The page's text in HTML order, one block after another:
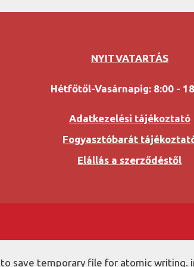
NYITVATARTÁS
Hétfőtől-Vasárnapig: 8:00 -
Adatkezelési tájékoztató
Fogyasztóbarát
Elállás a szerződéstől
to save temporary file for atomic